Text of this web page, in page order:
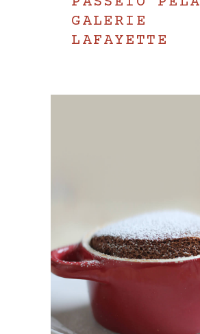
GALERIE
LAFAYETTE